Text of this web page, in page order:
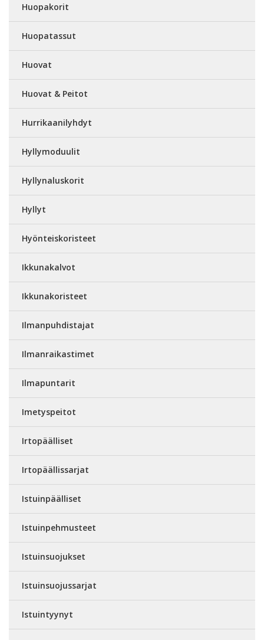
Huopakorit
Huopatassut
Huovat
Huovat & Peitot
Hurrikaanilyhdyt
Hyllymoduulit
Hyllynaluskorit
Hyllyt
Hyönteiskoristeet
Ikkunakalvot
Ikkunakoristeet
Ilmanpuhdistajat
Ilmanraikastimet
Ilmapuntarit
Imetyspeitot
Irtopäälliset
Irtopäällissarjat
Istuinpäälliset
Istuinpehmusteet
Istuinsuojukset
Istuinsuojussarjat
Istuintyynyt